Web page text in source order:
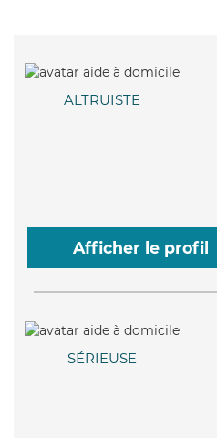
ALTRUISTE
Afficher le profil
SÉRIEUSE